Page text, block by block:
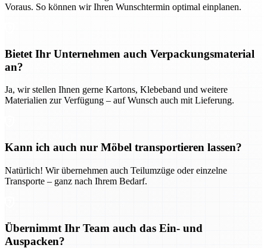
Voraus. So können wir Ihren Wunschtermin optimal einplanen.
Bietet Ihr Unternehmen auch Verpackungsmaterial
an?
Ja, wir stellen Ihnen gerne Kartons, Klebeband und weitere
Materialien zur Verfügung – auf Wunsch auch mit Lieferung.
Kann ich auch nur Möbel transportieren lassen?
Natürlich! Wir übernehmen auch Teilumzüge oder einzelne
Transporte – ganz nach Ihrem Bedarf.
Übernimmt Ihr Team auch das Ein- und
Auspacken?